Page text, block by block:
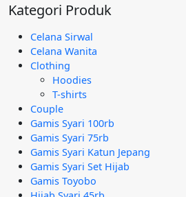
Rp189.000.
Kategori Produk
Celana Sirwal
Celana Wanita
Clothing
Hoodies
T-shirts
Couple
Gamis Syari 100rb
Gamis Syari 75rb
Gamis Syari Katun Jepang
Gamis Syari Set Hijab
Gamis Toyobo